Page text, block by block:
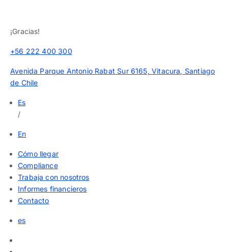
¡Gracias!
+56 222 400 300
Avenida Parque Antonio Rabat Sur 6165, Vitacura, Santiago
de Chile
Es
/
En
Cómo llegar
Compliance
Trabaja con nosotros
Informes financieros
Contacto
es